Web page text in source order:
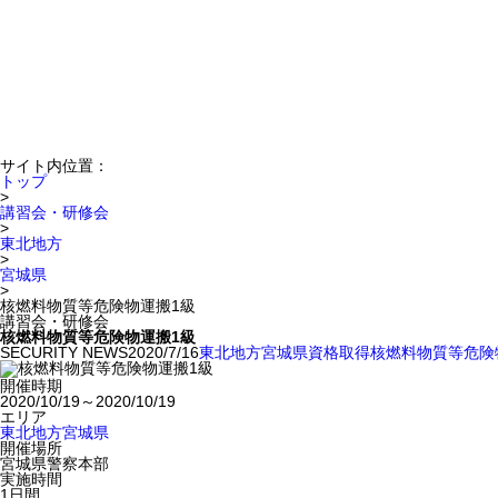
サイト内位置：
トップ
>
講習会・研修会
>
東北地方
>
宮城県
>
核燃料物質等危険物運搬1級
講習会・研修会
核燃料物質等危険物運搬1級
SECURITY NEWS2020/7/16東北地方宮城県資格取得核燃料物質等危
開催時期
2020/10/19～2020/10/19
エリア
東北地方宮城県
開催場所
宮城県警察本部
実施時間